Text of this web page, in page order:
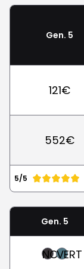
Gen. 5
121€
552€
5/5
Gen. 5
NOIRVERT